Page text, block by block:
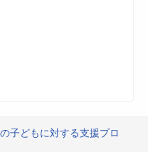
子どもに対する支援プロ